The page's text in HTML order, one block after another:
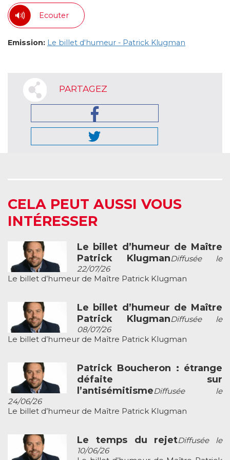
Ecouter
Emission: Le billet d'humeur - Patrick Klugman
PARTAGEZ
CELA PEUT AUSSI VOUS
INTÉRESSER
Le billet d’humeur de Maître
Patrick KlugmanDiffusée le
22/07/26
Le billet d’humeur de Maître Patrick Klugman
Le billet d’humeur de Maître
Patrick KlugmanDiffusée le
08/07/26
Le billet d’humeur de Maître Patrick Klugman
Patrick Boucheron : étrange
défaite sur
l’antisémitismeDiffusée le
24/06/26
Le billet d’humeur de Maître Patrick Klugman
Le temps du rejetDiffusée le
10/06/26